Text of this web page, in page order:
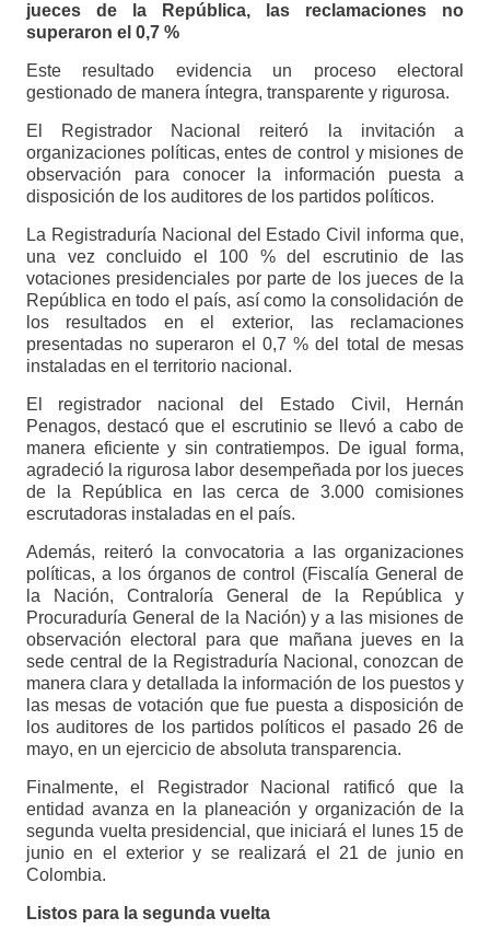
jueces de la República, las reclamaciones no
superaron el 0,7 %
Este resultado evidencia un proceso electoral
gestionado de manera íntegra, transparente y rigurosa.
El Registrador Nacional reiteró la invitación a
organizaciones políticas, entes de control y misiones de
observación para conocer la información puesta a
disposición de los auditores de los partidos políticos.
La Registraduría Nacional del Estado Civil informa que,
una vez concluido el 100 % del escrutinio de las
votaciones presidenciales por parte de los jueces de la
República en todo el país, así como la consolidación de
los resultados en el exterior, las reclamaciones
presentadas no superaron el 0,7 % del total de mesas
instaladas en el territorio nacional.
El registrador nacional del Estado Civil, Hernán
Penagos, destacó que el escrutinio se llevó a cabo de
manera eficiente y sin contratiempos. De igual forma,
agradeció la rigurosa labor desempeñada por los jueces
de la República en las cerca de 3.000 comisiones
escrutadoras instaladas en el país.
Además, reiteró la convocatoria a las organizaciones
políticas, a los órganos de control (Fiscalía General de
la Nación, Contraloría General de la República y
Procuraduría General de la Nación) y a las misiones de
observación electoral para que mañana jueves en la
sede central de la Registraduría Nacional, conozcan de
manera clara y detallada la información de los puestos y
las mesas de votación que fue puesta a disposición de
los auditores de los partidos políticos el pasado 26 de
mayo, en un ejercicio de absoluta transparencia.
Finalmente, el Registrador Nacional ratificó que la
entidad avanza en la planeación y organización de la
segunda vuelta presidencial, que iniciará el lunes 15 de
junio en el exterior y se realizará el 21 de junio en
Colombia.
Listos para la segunda vuelta